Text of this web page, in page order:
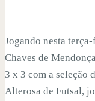
Jogando nesta
Chaves de
3 x 3 com a seleção
Alterosa de Futsal,